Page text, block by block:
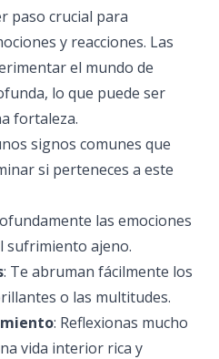
paso crucial para
y reacciones. Las
el mundo de
lo que puede ser
fortaleza.
signos comunes que
si perteneces a este
las emociones
sufrimiento ajeno.
: Te abruman fácilmente los
o las multitudes.
: Reflexionas mucho
vida interior rica y